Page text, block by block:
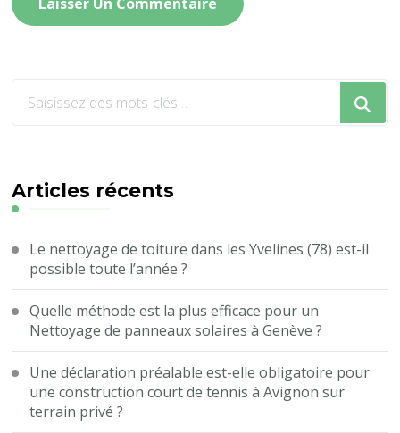
recherchiez
?
Articles récents
Le nettoyage de toiture dans les Yvelines (78) est-il
possible toute l’année ?
Quelle méthode est la plus efficace pour un
Nettoyage de panneaux solaires à Genève ?
Une déclaration préalable est-elle obligatoire pour
une construction court de tennis à Avignon sur
terrain privé ?